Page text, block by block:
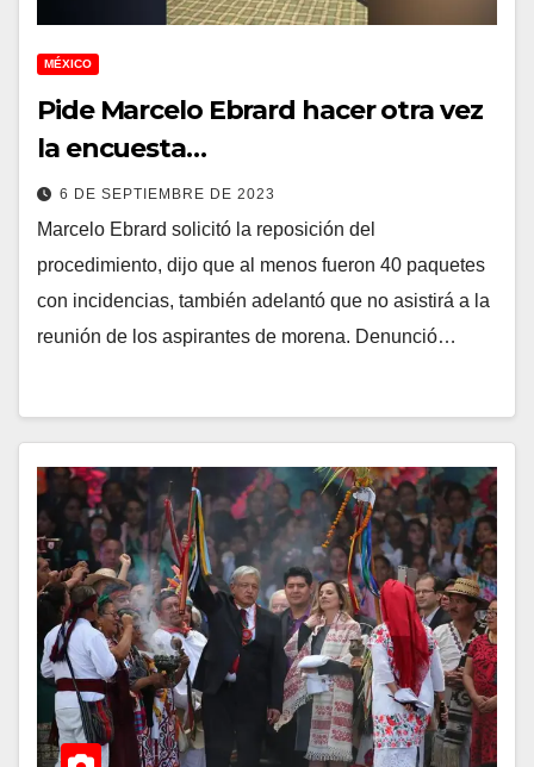
MÉXICO
Pide Marcelo Ebrard hacer otra vez
la encuesta…
6 DE SEPTIEMBRE DE 2023
Marcelo Ebrard solicitó la reposición del
procedimiento, dijo que al menos fueron 40 paquetes
con incidencias, también adelantó que no asistirá a la
reunión de los aspirantes de morena. Denunció…